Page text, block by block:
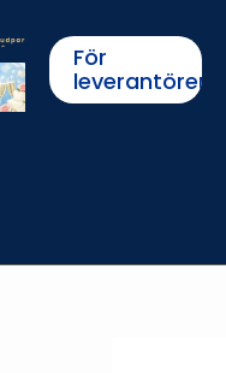
För
leverantörer